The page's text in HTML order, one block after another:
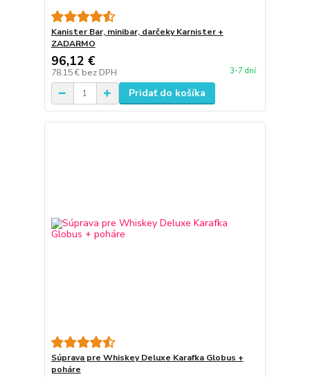
Kanister Bar, minibar, darčeky Karnister +
ZADARMO
96,12 €
78,15 € bez DPH 3-7 dní
Pridať do košíka
Súprava pre Whiskey Deluxe Karafka Globus +
poháre